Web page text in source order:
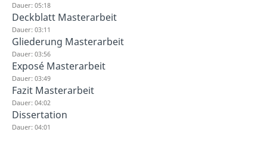
Dauer: 05:18
Deckblatt Masterarbeit
Dauer: 03:11
Gliederung Masterarbeit
Dauer: 03:56
Exposé Masterarbeit
Dauer: 03:49
Fazit Masterarbeit
Dauer: 04:02
Dissertation
Dauer: 04:01